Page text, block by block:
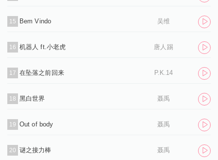
15 Bem Vindo 吴维
16 机器人 ft.小老虎 唐人踢
17 在坠落之前回来 P.K.14
18 黑白世界 聂禹
19 Out of body 聂禹
20 谜之接力棒 聂禹